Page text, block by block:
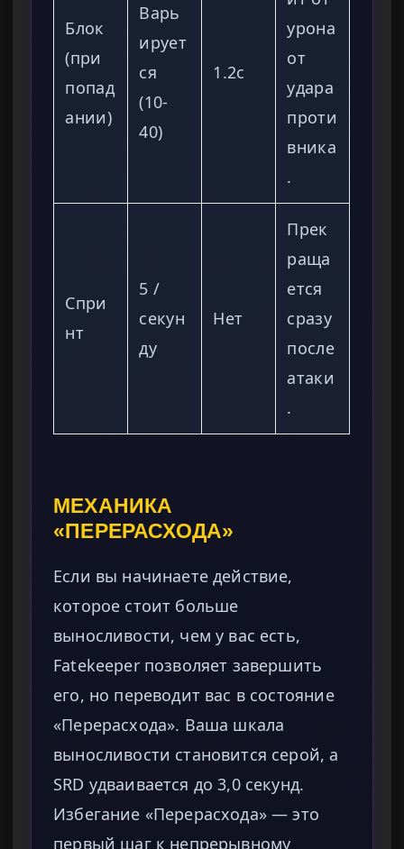
Блок
(при
попад
ании)
Варь
ирует
ся
(10-
40)
1.2с
урона
от
удара
проти
вника
.
Спри
нт
5 /
секун
ду
Нет
Прек
раща
ется
сразу
после
атаки
.
МЕХАНИКА
«ПЕРЕРАСХОДА»
Если вы начинаете действие,
которое стоит больше
выносливости, чем у вас есть,
Fatekeeper позволяет завершить
его, но переводит вас в состояние
«Перерасхода». Ваша шкала
выносливости становится серой, а
SRD удваивается до 3,0 секунд.
Избегание «Перерасхода» — это
первый шаг к непрерывному